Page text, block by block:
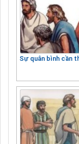
Sự quân bình cần